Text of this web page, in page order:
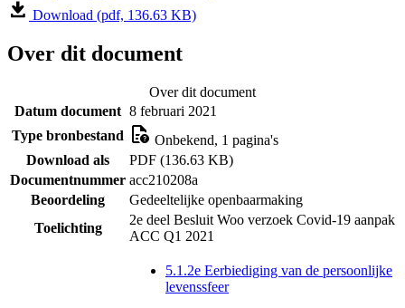
Download (pdf, 136.63 KB)
Over dit document
Over dit document
Datum document 8 februari 2021
Type bronbestand
Onbekend, 1 pagina's
Download als
PDF (136.63 KB)
Documentnummer acc210208a
Beoordeling
Gedeeltelijke openbaarmaking
Toelichting
2e deel Besluit Woo verzoek Covid-19 aanpak
ACC Q1 2021
5.1.2e Eerbiediging van de persoonlijke
levenssfeer